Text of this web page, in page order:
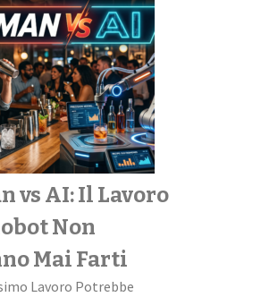
vs AI: Il Lavoro
Non
Mai Farti
Lavoro Potrebbe